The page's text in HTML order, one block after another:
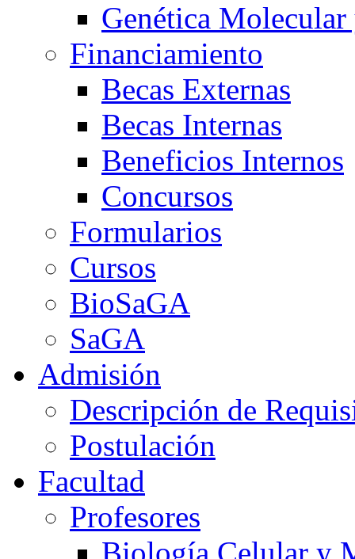
Genética
Financiamiento
Becas Externas
Becas Internas
Beneficios Internos
Concursos
Formularios
Cursos
BioSaGA
SaGA
Admisión
Descripción de
Postulación
Facultad
Profesores